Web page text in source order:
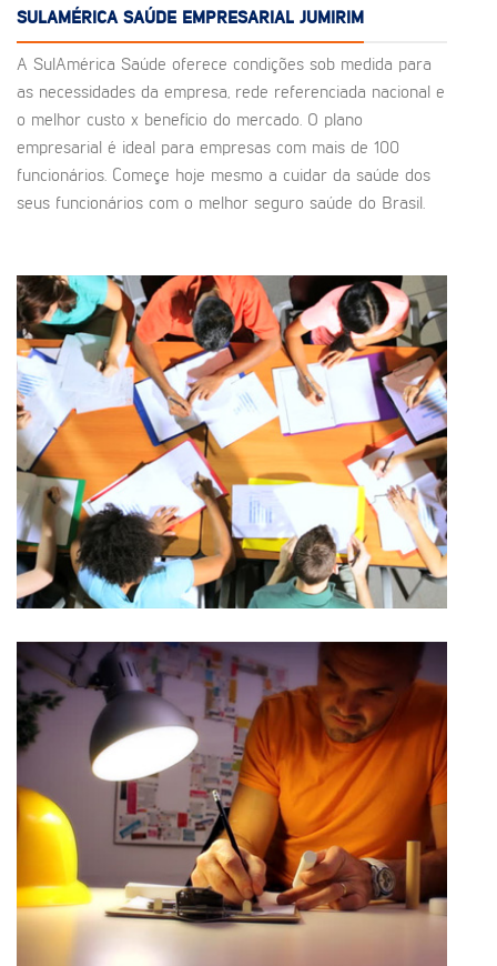
SULAMÉRICA SAÚDE EMPRESARIAL JUMIRIM
A SulAmérica Saúde oferece condições sob medida para
as necessidades da empresa, rede referenciada nacional e
o melhor custo x benefício do mercado. O plano
empresarial é ideal para empresas com mais de 100
funcionários. Começe hoje mesmo a cuidar da saúde dos
seus funcionários com o melhor seguro saúde do Brasil.